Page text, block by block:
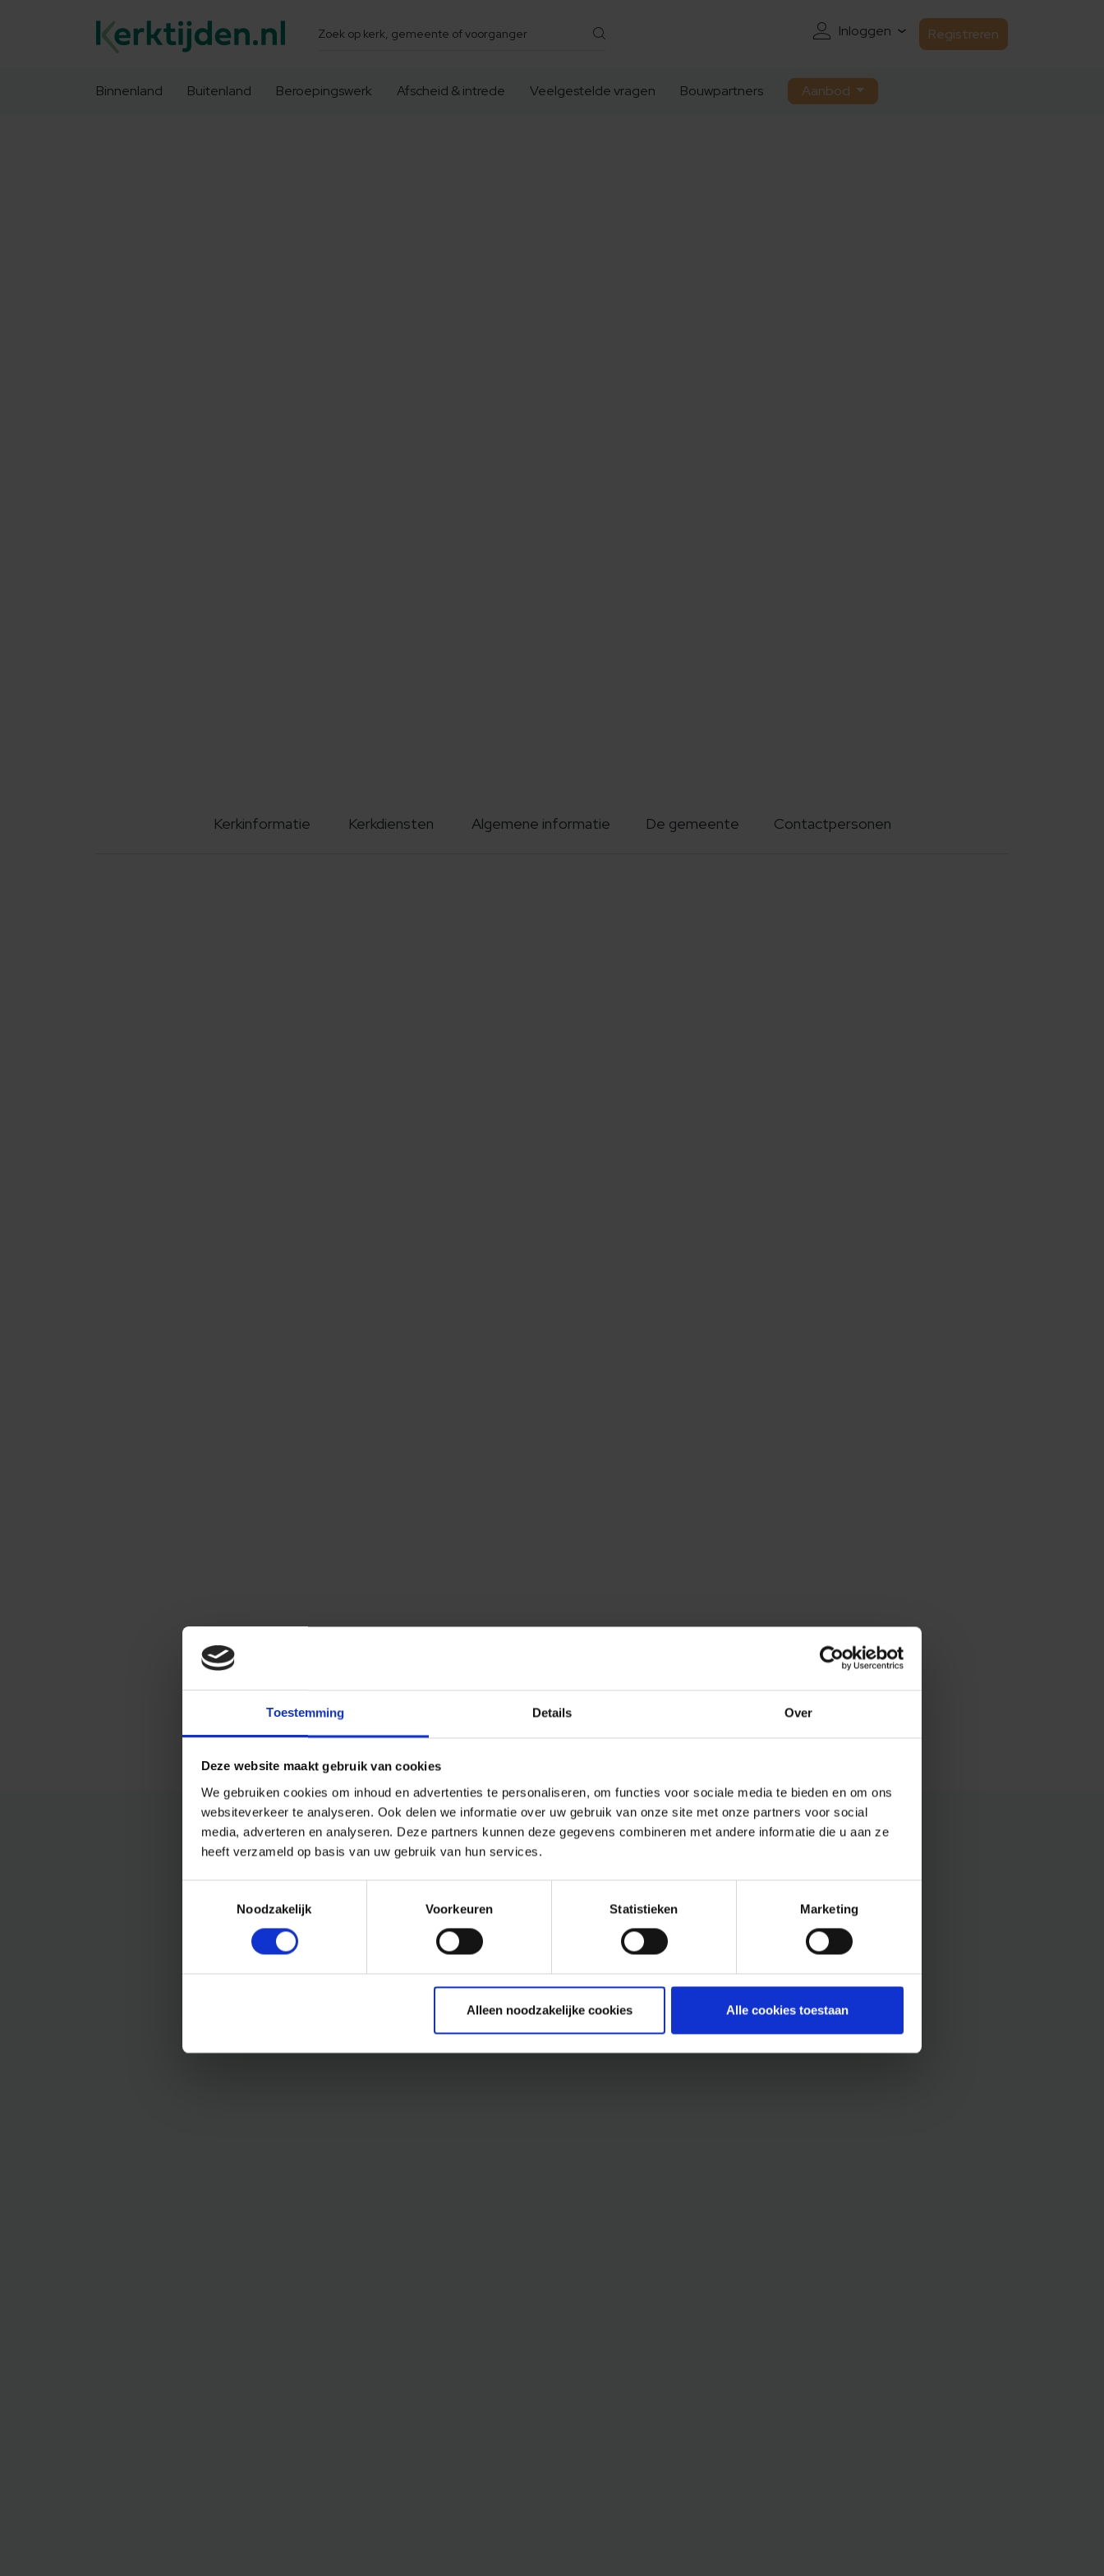
Toestemming Details Over
Deze website maakt gebruik van cookies
We gebruiken cookies om inhoud en advertenties te personaliseren, om functies voor sociale media te bieden en om ons
websiteverkeer te analyseren. Ook delen we informatie over uw gebruik van onze site met onze partners voor social
media, adverteren en analyseren. Deze partners kunnen deze gegevens combineren met andere informatie die u aan ze
heeft verzameld op basis van uw gebruik van hun services.
Noodzakelijk
Voorkeuren Statistieken Marketing
Alleen noodzakelijke cookies Alle cookies toestaan
Zoeken Inloggen Registreren
Binnenland Buitenland Beroepingswerk Afscheid & intrede Veelgestelde vragen Bouwpartners Aanbod
Kerkinformatie Kerkdiensten Algemene informatie De gemeente Contactpersonen